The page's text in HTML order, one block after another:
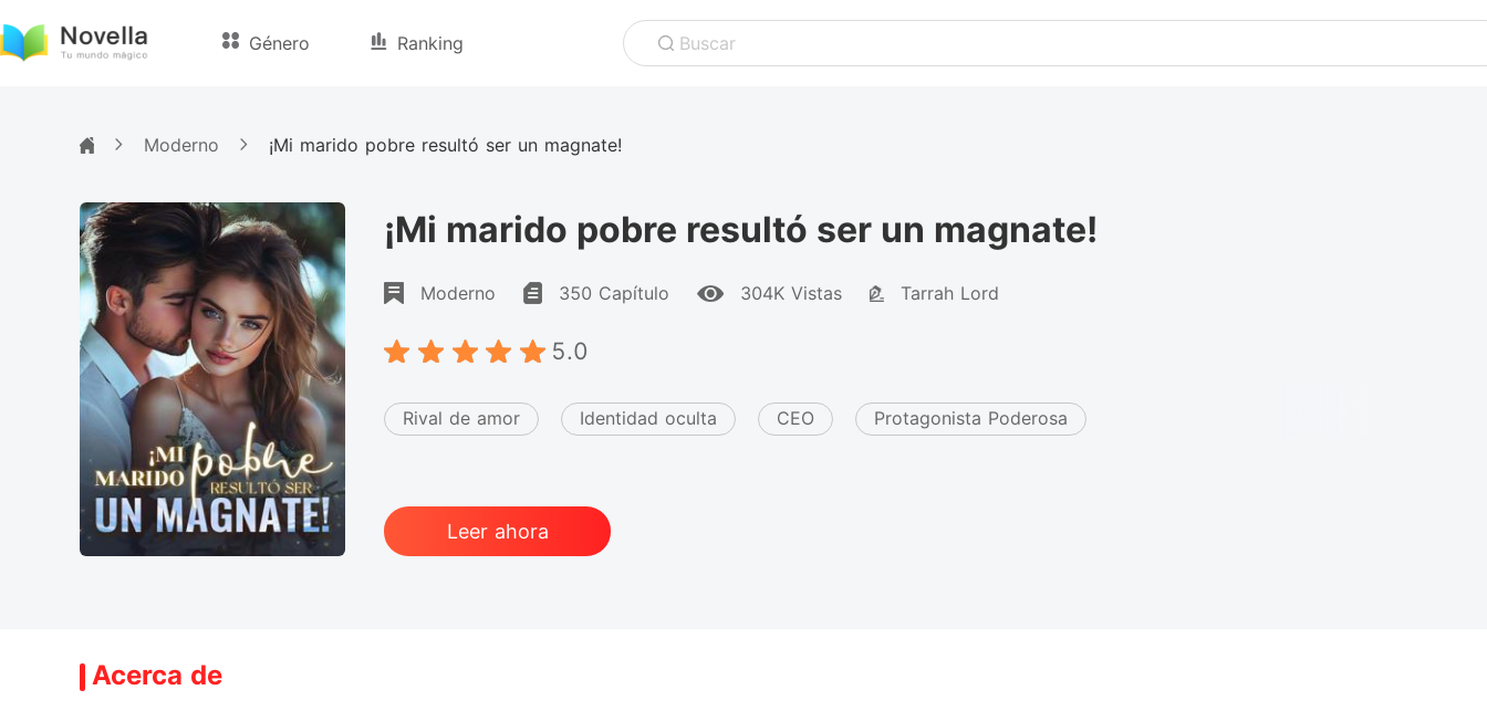
Género Ranking Buscar
Moderno ¡Mi marido pobre resultó ser un magnate!
¡Mi marido pobre resultó ser un magnate!
Moderno 350 Capítulo 304K Vistas Tarrah Lord
5.0
Rival de amor Identidad oculta CEO Protagonista Poderosa
Leer ahora
Acerca de